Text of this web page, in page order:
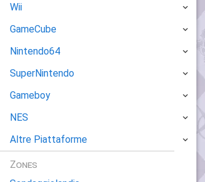
Wii
GameCube
Nintendo64
SuperNintendo
Gameboy
NES
Altre Piattaforme
Zones